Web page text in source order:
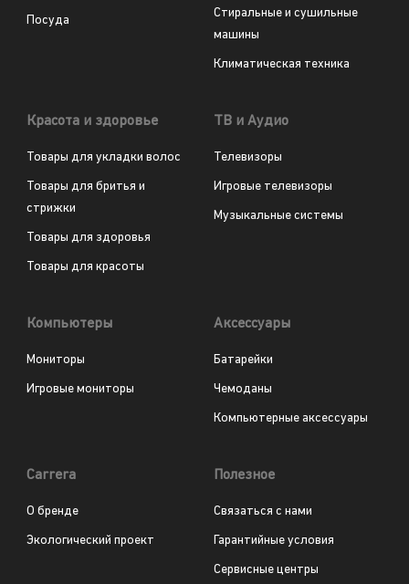
Посуда
Стиральные и сушильные
машины
Климатическая техника
Красота и здоровье
Товары для укладки волос
Товары для бритья и
стрижки
Товары для здоровья
Товары для красоты
ТВ и Аудио
Телевизоры
Игровые телевизоры
Музыкальные системы
Компьютеры
Мониторы
Игровые мониторы
Аксессуары
Батарейки
Чемоданы
Компьютерные аксессуары
Carrera
О бренде
Экологический проект
Полезное
Связаться с нами
Гарантийные условия
Сервисные центры